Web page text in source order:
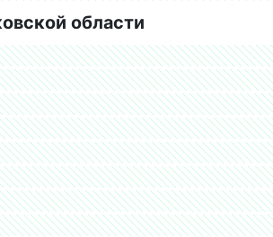
области